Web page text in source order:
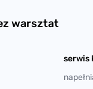
warsztat
serwis